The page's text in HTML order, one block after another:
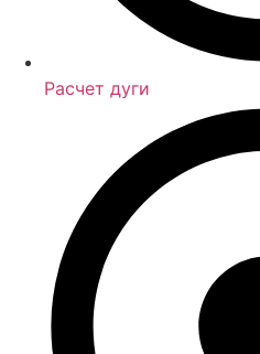
Расчет дуги